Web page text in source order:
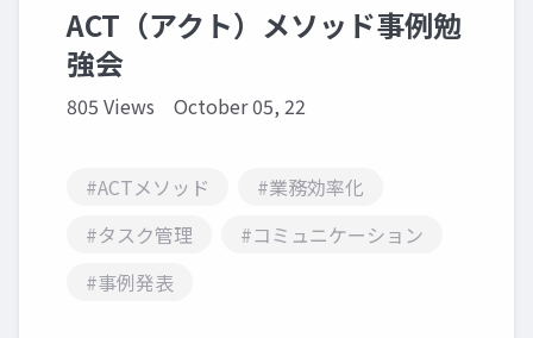
ACT（アクト）メソッド事例勉
強会
805 Views October 05, 22
#ACTメソッド
#業務効率化
#タスク管理
#コミュニケーション
#事例発表